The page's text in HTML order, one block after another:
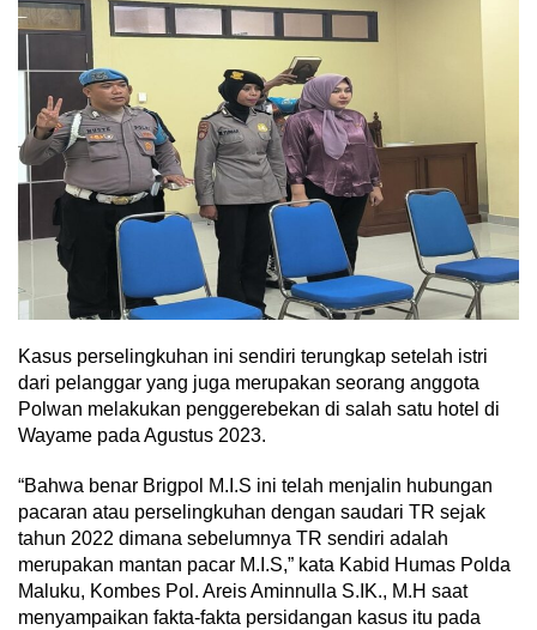
Kasus perselingkuhan ini sendiri terungkap setelah istri
dari pelanggar yang juga merupakan seorang anggota
Polwan melakukan penggerebekan di salah satu hotel di
Wayame pada Agustus 2023.
“Bahwa benar Brigpol M.I.S ini telah menjalin hubungan
pacaran atau perselingkuhan dengan saudari TR sejak
tahun 2022 dimana sebelumnya TR sendiri adalah
merupakan mantan pacar M.I.S,” kata Kabid Humas Polda
Maluku, Kombes Pol. Areis Aminnulla S.IK., M.H saat
menyampaikan fakta-fakta persidangan kasus itu pada